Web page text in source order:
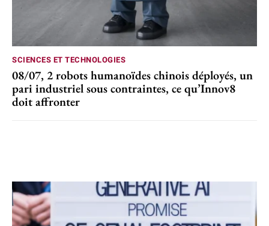
SCIENCES ET TECHNOLOGIES
08/07, 2 robots humanoïdes chinois déployés, un
pari industriel sous contraintes, ce qu’Innov8
doit affronter